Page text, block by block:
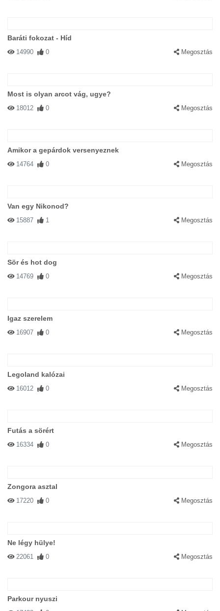
Baráti fokozat - Híd
14990 0 Megosztás
Most is olyan arcot vág, ugye?
18012 0 Megosztás
Amikor a gepárdok versenyeznek
14764 0 Megosztás
Van egy Nikonod?
15887 1 Megosztás
Sör és hot dog
14769 0 Megosztás
Igaz szerelem
16907 0 Megosztás
Legoland kalózai
16012 0 Megosztás
Futás a sörért
16334 0 Megosztás
Zongora asztal
17220 0 Megosztás
Ne légy hülye!
22061 0 Megosztás
Parkour nyuszi